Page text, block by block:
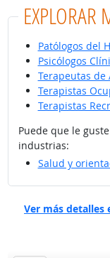
EXPLORAR
Patólogos del
Psicólogos
Terapeutas de
Terapistas
Terapistas
Puede que le
industrias:
Salud y
Ver más detalles